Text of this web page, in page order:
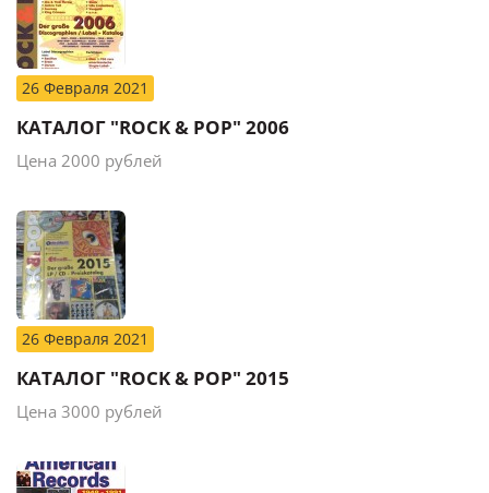
26 Февраля 2021
КАТАЛОГ "ROCK & POP" 2006
Цена 2000 рублей
26 Февраля 2021
КАТАЛОГ "ROCK & POP" 2015
Цена 3000 рублей